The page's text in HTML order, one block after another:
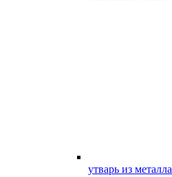
утварь из металла